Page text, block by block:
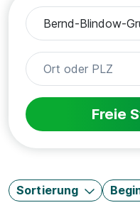
Freie
Sortierung